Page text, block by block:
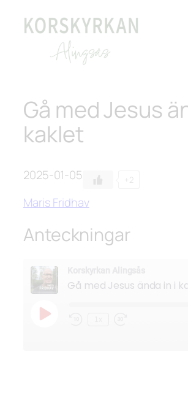
Gå med Jesus
kaklet
2025-01-05 +2
Maris Fridhav
Anteckningar
Gå med Jesus ända in i
Spela